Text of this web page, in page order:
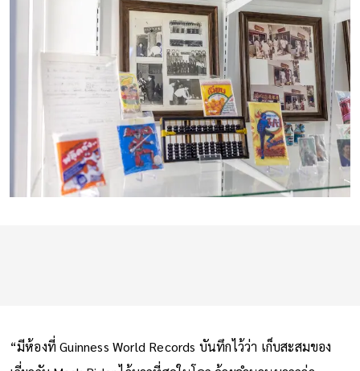
“มีห้องที่ Guinness World Records บันทึกไว้ว่า เก็บสะสมของ